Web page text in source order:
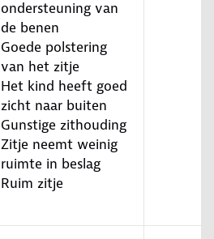
ondersteuning van
de benen
Goede polstering
van het zitje
Het kind heeft goed
zicht naar buiten
Gunstige zithouding
Zitje neemt weinig
ruimte in beslag
Ruim zitje